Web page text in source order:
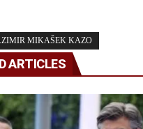
MIKAŠEK KAZO
ARTICLES